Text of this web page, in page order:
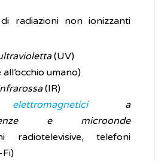
radiazioni non ionizzanti
(UV)
umano)
(IR)
a
e microonde
radiotelevisive, telefoni
Fi)